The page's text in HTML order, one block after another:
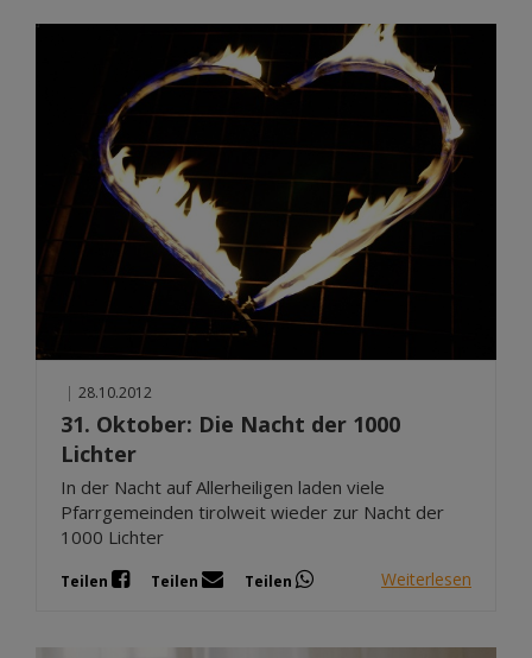
| 28.10.2012
31. Oktober: Die Nacht der 1000
Lichter
In der Nacht auf Allerheiligen laden viele
Pfarrgemeinden tirolweit wieder zur Nacht der
1000 Lichter
Teilen Teilen Teilen Weiterlesen